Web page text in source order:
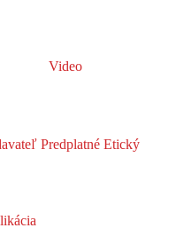
Video
Predplatné Etický